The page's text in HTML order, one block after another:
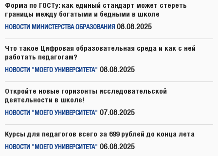
Форма по ГОСТу: как единый стандарт может стереть
границы между богатыми и бедными в школе
НОВОСТИ МИНИСТЕРСТВА ОБРАЗОВАНИЯ 08.08.2025
Что такое Цифровая образовательная среда и как с ней
работать педагогам?
НОВОСТИ "МОЕГО УНИВЕРСИТЕТА" 08.08.2025
Откройте новые горизонты исследовательской
деятельности в школе!
НОВОСТИ "МОЕГО УНИВЕРСИТЕТА" 07.08.2025
Курсы для педагогов всего за 699 рублей до конца лета
НОВОСТИ "МОЕГО УНИВЕРСИТЕТА" 06.08.2025